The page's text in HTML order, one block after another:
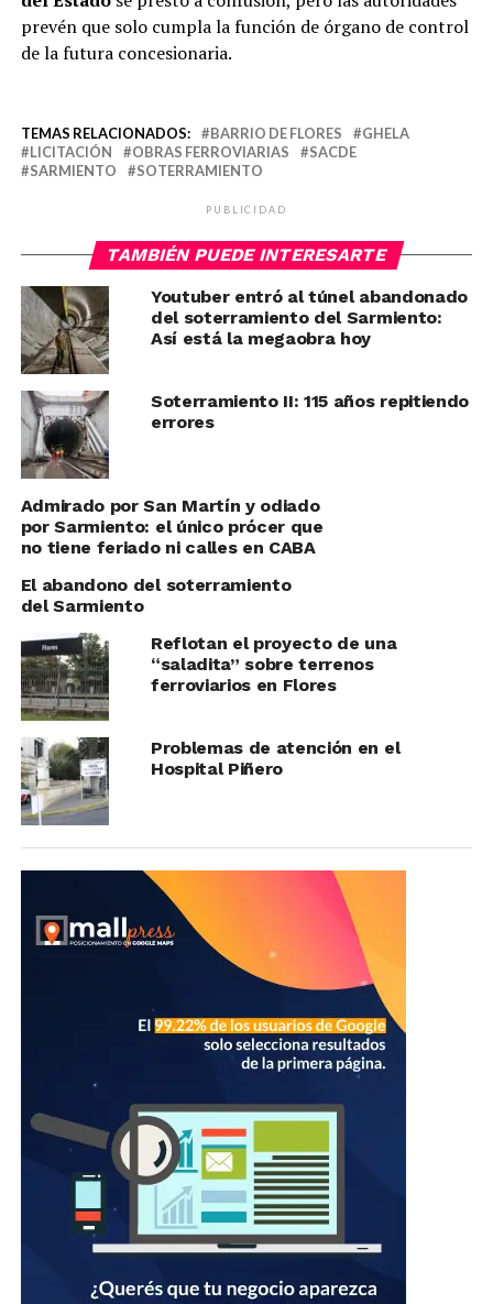
prevén que solo cumpla la función de órgano de control
de la futura concesionaria.
TEMAS RELACIONADOS: BARRIO DE FLORES
GHELA
LICITACIÓN
OBRAS FERROVIARIAS
SACDE
SARMIENTO
SOTERRAMIENTO
PUBLICIDAD
TAMBIÉN PUEDE INTERESARTE
Youtuber entró al túnel abandonado
del soterramiento del Sarmiento:
Así está la megaobra hoy
Soterramiento II: 115 años repitiendo
errores
Admirado por San Martín y odiado
por Sarmiento: el único prócer que
no tiene feriado ni calles en CABA
El abandono del soterramiento
del Sarmiento
Reflotan el proyecto de una
“saladita” sobre terrenos
ferroviarios en Flores
Problemas de atención en el
Hospital Piñero